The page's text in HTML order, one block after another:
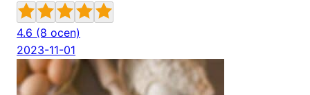
4.6 (8 ocen)
2023-11-01